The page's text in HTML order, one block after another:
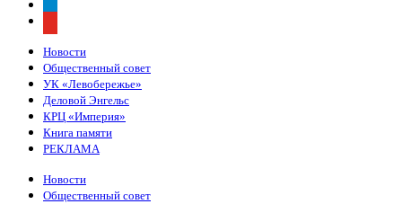
Новости
Общественный совет
УК «Левобережье»
Деловой Энгельс
КРЦ «Империя»
Книга памяти
РЕКЛАМА
Новости
Общественный совет